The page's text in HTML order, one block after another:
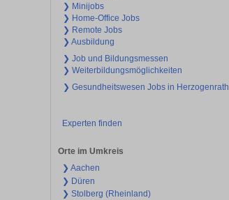
❯ Minijobs
❯ Home-Office Jobs
❯ Remote Jobs
❯ Ausbildung
❯ Job und Bildungsmessen
❯ Weiterbildungsmöglichkeiten
❯ Gesundheitswesen Jobs in Herzogenrath
Experten finden
Orte im Umkreis
❯ Aachen
❯ Düren
❯ Stolberg (Rheinland)